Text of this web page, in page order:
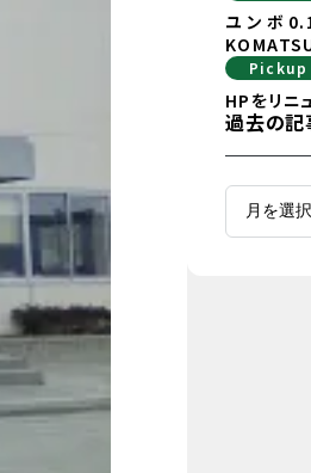
ユンボ
Pickup
HPをリニ
過去の記